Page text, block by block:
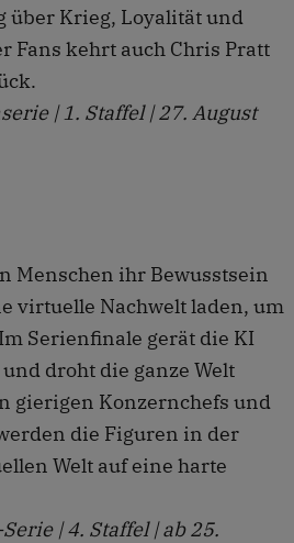
über Krieg, Loyalität und
Fans kehrt auch Chris Pratt
| 1. Staffel | 27. August
Menschen ihr Bewusstsein
virtuelle Nachwelt laden, um
Serienfinale gerät die KI
droht die ganze Welt
gierigen Konzernchefs und
die Figuren in der
Welt auf eine harte
| 4. Staffel | ab 25.